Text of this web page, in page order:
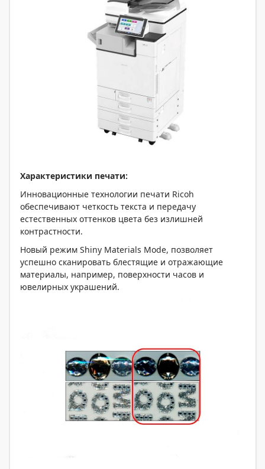
Характеристики печати:
Инновационные технологии печати Ricoh
обеспечивают четкость текста и передачу
естественных оттенков цвета без излишней
контрастности.
Новый режим Shiny Materials Mode, позволяет
успешно сканировать блестящие и отражающие
материалы, например, поверхности часов и
ювелирных украшений.